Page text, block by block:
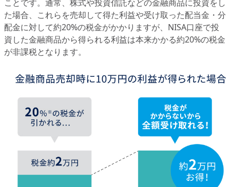
ことです。通常、株式や投資信託などの金融商品に投資をし
た場合、これらを売却して得た利益や受け取った配当金・分
配金に対して約20%の税金がかかりますが、NISA口座で投
資した金融商品から得られる利益は本来かかる約20%の税金
が非課税となります。